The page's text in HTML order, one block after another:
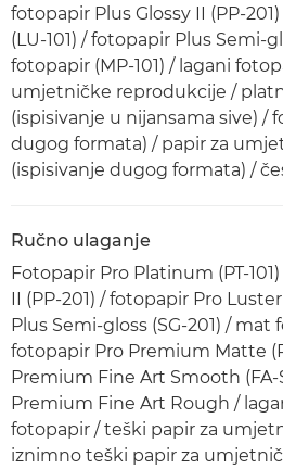
fotopapir Plus Glossy II (PP-
(LU-101) / fotopapir Plus Semi-
fotopapir (MP-101) / lagani
umjetničke reprodukcije /
(ispisivanje u nijansama sive) /
dugog formata) / papir za
(ispisivanje dugog formata) /
Ručno ulaganje
Fotopapir Pro Platinum (PT-
II (PP-201) / fotopapir Pro
Plus Semi-gloss (SG-201) / mat
fotopapir Pro Premium Matte
Premium Fine Art Smooth
Premium Fine Art Rough /
fotopapir / teški papir za
iznimno teški papir za